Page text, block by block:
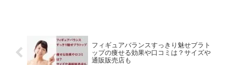
フィギュアバランスすっきり魅せブラト
ップの痩せる効果や口コミは？サイズや
通販販売店も